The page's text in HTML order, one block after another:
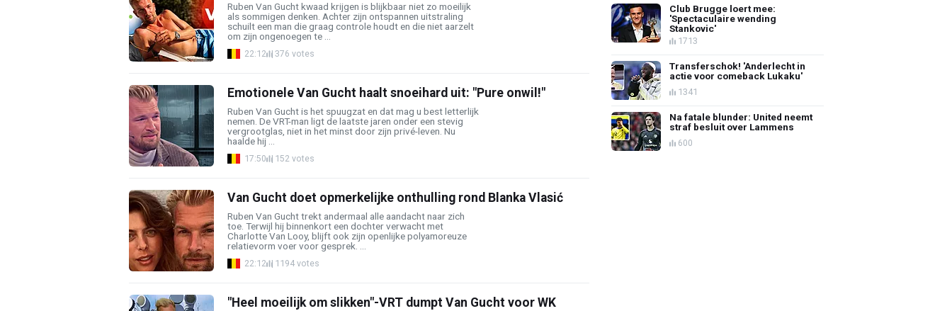
Ruben Van Gucht kwaad krijgen is blijkbaar niet zo moeilijk
als sommigen denken. Achter zijn ontspannen uitstraling
schuilt een man die graag controle houdt en die niet aarzelt
om zijn ongenoegen te ...
22:12 376 votes
Emotionele Van Gucht haalt snoeihard uit: "Pure onwil!"
Ruben Van Gucht is het spuugzat en dat mag u best letterlijk
nemen. De VRT-man ligt de laatste jaren onder een stevig
vergrootglas, niet in het minst door zijn privé-leven. Nu
haalde hij ...
17:50 152 votes
Van Gucht doet opmerkelijke onthulling rond Blanka Vlasić
Ruben Van Gucht trekt andermaal alle aandacht naar zich
toe. Terwijl hij binnenkort een dochter verwacht met
Charlotte Van Looy, blijft ook zijn openlijke polyamoreuze
relatievorm voer voor gesprek. ...
22:12 1194 votes
"Heel moeilijk om slikken"-VRT dumpt Van Gucht voor WK
Club Brugge loert mee:
'Spectaculaire wending
Stankovic'
1713
Transferschok! 'Anderlecht in
actie voor comeback Lukaku'
1341
Na fatale blunder: United neemt
straf besluit over Lammens
600